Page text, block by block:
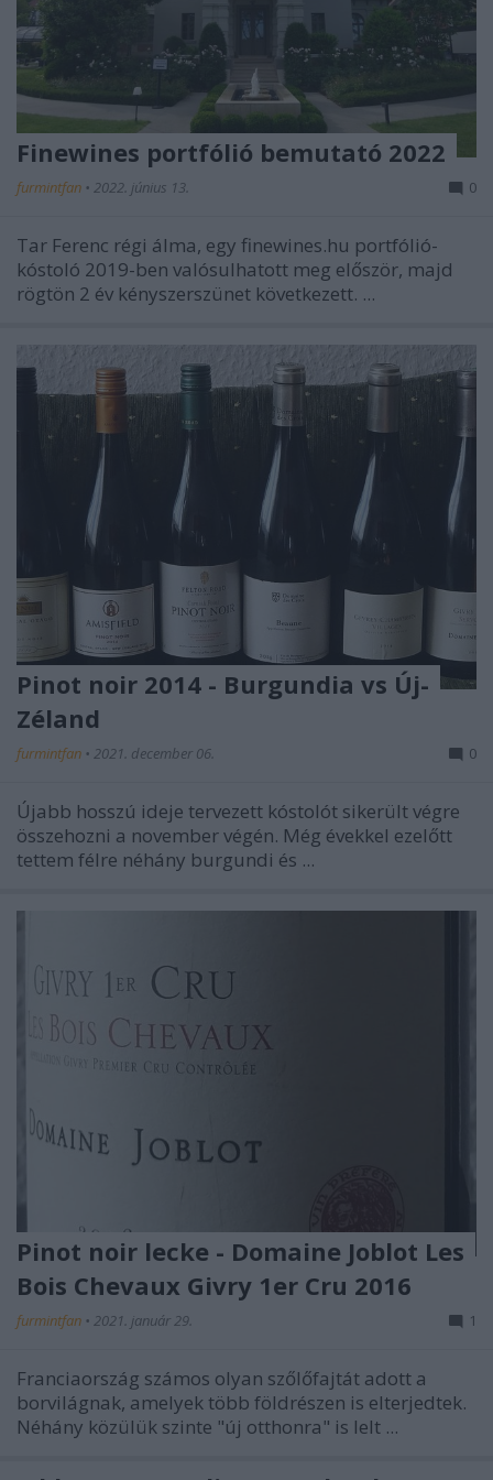
Finewines portfólió bemutató 2022
furmintfan • 2022. június 13. 0
Tar Ferenc régi álma, egy finewines.hu portfólió-
kóstoló 2019-ben valósulhatott meg először, majd
rögtön 2 év kényszerszünet következett. ...
Pinot noir 2014 - Burgundia vs Új-
Zéland
furmintfan • 2021. december 06. 0
Újabb hosszú ideje tervezett kóstolót sikerült végre
összehozni a november végén. Még évekkel ezelőtt
tettem félre néhány burgundi és ...
Pinot noir lecke - Domaine Joblot Les
Bois Chevaux Givry 1er Cru 2016
furmintfan • 2021. január 29. 1
Franciaország számos olyan szőlőfajtát adott a
borvilágnak, amelyek több földrészen is elterjedtek.
Néhány közülük szinte "új otthonra" is lelt ...